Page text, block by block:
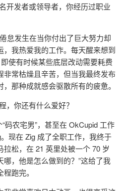
开发者或领导者，你经历过职业
怠发生在当你付出了巨大努力却
我热爱我的工作。每天醒来想到
使有时候某些底层改动需要耗费
常枯燥且辛苦，但当我最终发布
那种成就感会驱散所有的疲惫。
，你还有什么爱好？
码农宅男”，甚至在 OkCupid 工作
现在 Zig 成了全职工作，我终于
松，在 21 英里处被一个 70 岁
哪，他是怎么做到的？”这给了我
跑完。